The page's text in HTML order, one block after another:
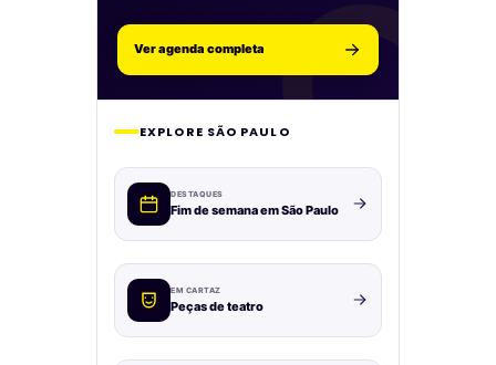
Ver agenda completa
EXPLORE SÃO PAULO
DESTAQUES
Fim de semana em São Paulo
EM CARTAZ
Peças de teatro